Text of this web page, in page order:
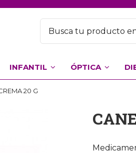
INFANTIL ÓPTICA
20 G